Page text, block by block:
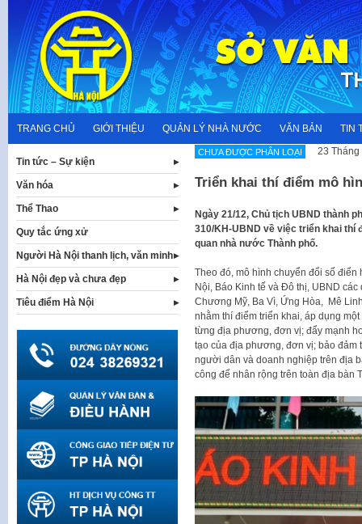
content
TRANG CHỦ GIỚI THIỆU QUẢN LÝ NHÀ NƯỚC VĂN BẢN TIN
CHƯA ĐƯỢC PHÂN LOẠI 23 Tháng
Triển khai thí điểm mô
Ngày 21/12, Chủ tịch UBND thành
310/KH-UBND về việc triển khai thí
quan nhà nước Thành phố.
Theo đó, mô hình chuyển đổi số
Nội, Báo Kinh tế và Đô thị, UBND
Chương Mỹ, Ba Vì, Ứng Hòa, Mê
nhằm thí điểm triển khai, áp dụng
từng địa phương, đơn vị; đẩy mạnh
tạo của địa phương, đơn vị; bảo đảm
người dân và doanh nghiệp trên địa
công để nhân rộng trên toàn địa bàn
Tin tức – Sự kiện
Văn hóa
Thể Thao
Quy tắc ứng xử
Người Hà Nội thanh lịch, văn minh
Hà Nội đẹp và chưa đẹp
Tiêu điểm Hà Nội